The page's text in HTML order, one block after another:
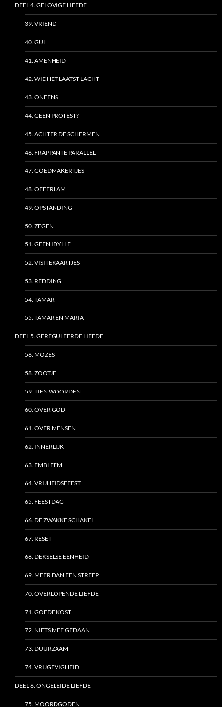
DEEL 4. GELOVIGE LIEFDE
39. VRIEND
40. GUL
41. AMENHEID
42. WIE HET LAATST LACHT
43. ONEENS
44. GEEN PROTEST?
45. ACHTER DE SCHERMEN
46. FRAPPANTE PARALLEL
47. GOEDMAKERTJES
48. OFFERLAM
49. OPSTANDING
50. ZEGEN
51. GEEN IDYLLE
52. VISITEKAARTJES
53. REDDING
54. TAMAR
55. TAMAR EN MARIA
DEEL 5. GEREGULEERDE LIEFDE
56. MOZES
58. ZOOTJE
59. TIEN WOORDEN
60. OVER GOD
61. OVER MENSEN
62. INNERLIJK
63. EMBLEEM
64. VRIJHEIDSFEEST
65. FEESTDAG
66. DE ZWAKKE SCHAKEL
67. RESET
68. DEKSELSE EENHEID
69. MEER DAN EEN STREEP
70. OVERLOPENDE LIEFDE
71. GOEDE KOST
72. NIETS MEE GEDAAN
73. DUURZAAM
74. VRIJGEVIGHEID
DEEL 6. ONGELEIDE LIEFDE
75. MOORDGODEN